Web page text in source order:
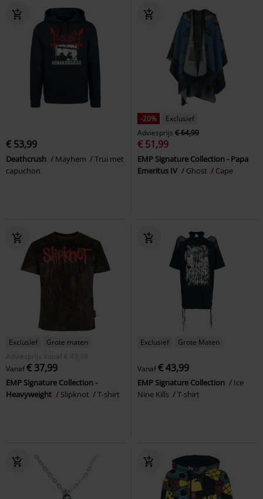
€ 53,99
Deathcrush Mayhem
Trui met
capuchon
-20%
Exclusief
Adviesprijs € 64,99
€ 51,99
EMP Signature Collection - Papa
Emeritus IV
Ghost Cape
Exclusief
Grote maten
Adviesprijs
Vanaf € 43,99
Vanaf€ 37,99
EMP Signature Collection -
Heavyweight
Slipknot T-shirt
Exclusief Grote Maten
Vanaf€ 43,99
EMP Signature Collection
Ice
Nine Kills
T-shirt